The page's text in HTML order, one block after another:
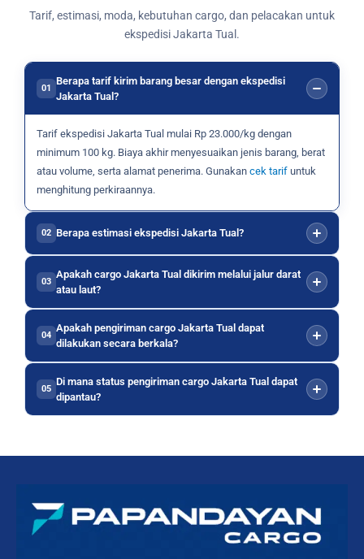
Tarif, estimasi, moda, kebutuhan cargo, dan pelacakan untuk
ekspedisi Jakarta Tual.
01
Berapa tarif kirim barang besar dengan ekspedisi
Jakarta Tual?
Tarif ekspedisi Jakarta Tual mulai Rp 23.000/kg dengan
minimum 100 kg. Biaya akhir menyesuaikan jenis barang, berat
atau volume, serta alamat penerima. Gunakan cek tarif untuk
menghitung perkiraannya.
02 Berapa estimasi ekspedisi Jakarta Tual?
03
Apakah cargo Jakarta Tual dikirim melalui jalur darat
atau laut?
04
Apakah pengiriman cargo Jakarta Tual dapat
dilakukan secara berkala?
05
Di mana status pengiriman cargo Jakarta Tual dapat
dipantau?